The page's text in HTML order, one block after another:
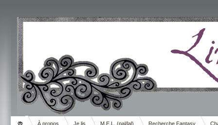
Livrement
À propos Je lis M.E.L. (pal/lal) Recherche Fantasy